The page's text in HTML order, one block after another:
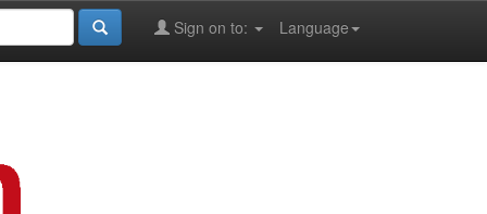
Language
Sign on to: